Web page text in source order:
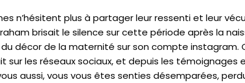
n’hésitent plus à partager leur ressenti et leur
brisait le silence sur cette période après la
décor de la maternité sur son compte instagram.
sur les réseaux sociaux, et depuis les témoignages
aussi, vous vous êtes senties désemparées,